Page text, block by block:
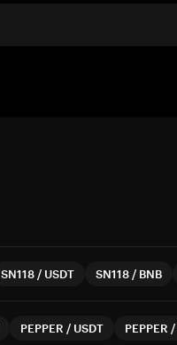
SN118 / USDT SN118 / BNB
PEPPER / USDT PEPPER /